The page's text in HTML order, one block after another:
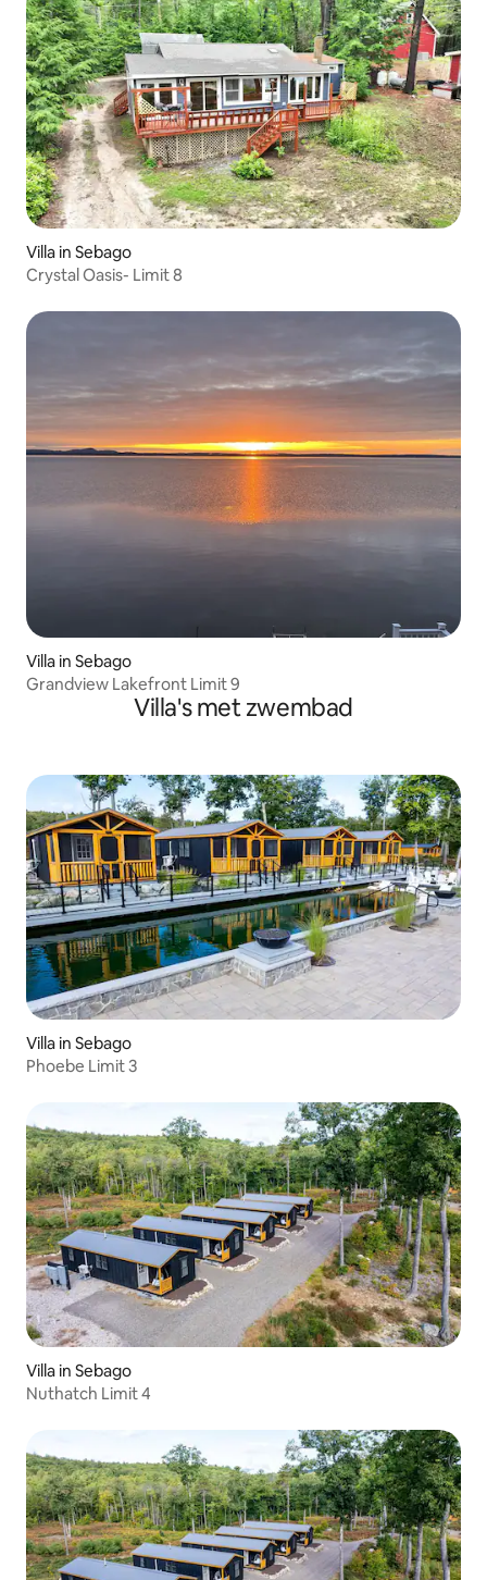
Villa in Sebago
Crystal Oasis- Limit 8
Villa in Sebago
Grandview Lakefront Limit 9
Villa's met zwembad
Villa in Sebago
Phoebe Limit 3
Villa in Sebago
Nuthatch Limit 4